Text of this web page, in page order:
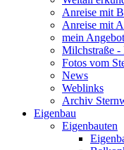
Anreise mit
Anreise mit
mein Angebot
Milchstraße -
Fotos vom
News
Weblinks
Archiv
Eigenbau
Eigenbauten